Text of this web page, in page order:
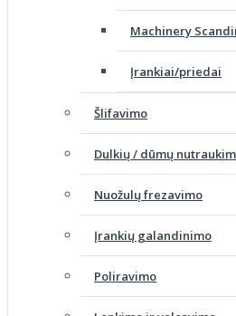
Machinery
Įrankiai/priedai
Šlifavimo
Dulkių / dūmų
Nuožulų frezavimo
Įrankių galandinimo
Poliravimo